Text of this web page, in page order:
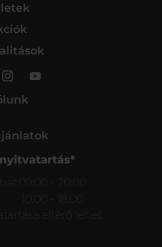
eltérő lehet.